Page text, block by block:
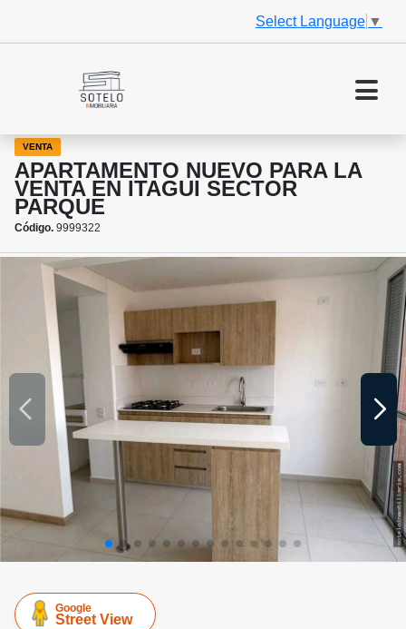
Select Language ▼
VENTA
APARTAMENTO NUEVO PARA LA
VENTA EN ITAGUI SECTOR
PARQUE
Código. 9999322
Google
Street View